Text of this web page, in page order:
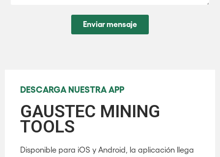
Enviar mensaje
DESCARGA NUESTRA APP
GAUSTEC MINING
TOOLS
Disponible para iOS y Android, la aplicación llega